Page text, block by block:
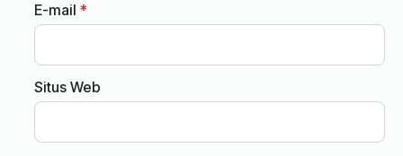
E-mail *
Situs Web